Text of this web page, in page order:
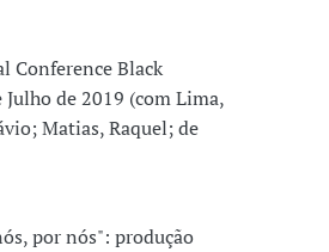
Conference Black
de 2019 (com Lima,
Matias, Raquel; de
por nós": produção